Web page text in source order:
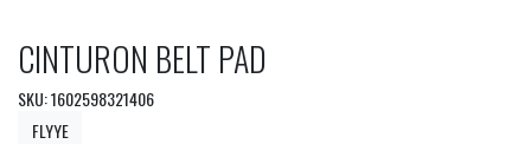
CINTURON BELT PAD
SKU: 1602598321406
FLYYE